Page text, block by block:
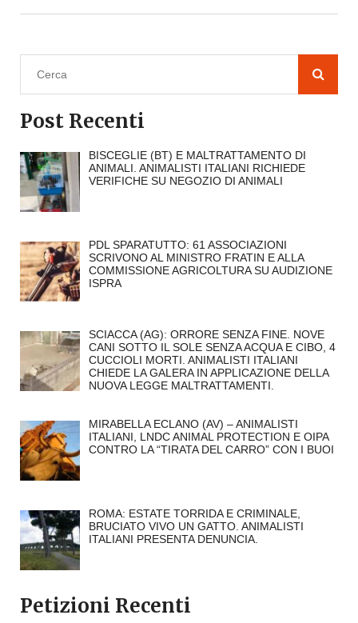
Post Recenti
BISCEGLIE (BT) E MALTRATTAMENTO DI
ANIMALI. ANIMALISTI ITALIANI RICHIEDE
VERIFICHE SU NEGOZIO DI ANIMALI
PDL SPARATUTTO: 61 ASSOCIAZIONI
SCRIVONO AL MINISTRO FRATIN E ALLA
COMMISSIONE AGRICOLTURA SU AUDIZIONE
ISPRA
SCIACCA (AG): ORRORE SENZA FINE. NOVE
CANI SOTTO IL SOLE SENZA ACQUA E CIBO, 4
CUCCIOLI MORTI. ANIMALISTI ITALIANI
CHIEDE LA GALERA IN APPLICAZIONE DELLA
NUOVA LEGGE MALTRATTAMENTI.
MIRABELLA ECLANO (AV) – ANIMALISTI
ITALIANI, LNDC ANIMAL PROTECTION E OIPA
CONTRO LA “TIRATA DEL CARRO” CON I BUOI
ROMA: ESTATE TORRIDA E CRIMINALE,
BRUCIATO VIVO UN GATTO. ANIMALISTI
ITALIANI PRESENTA DENUNCIA.
Petizioni Recenti